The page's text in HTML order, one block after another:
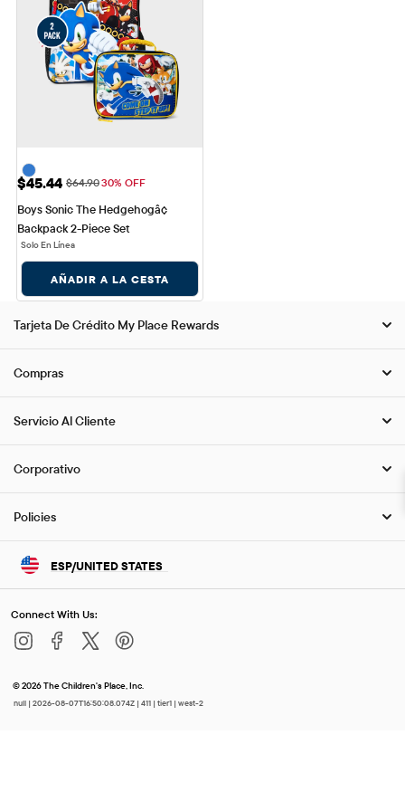
Precio de venta: $45.44
$45.44 Precio original: $64.90
$64.9030% OFF
Boys Sonic The Hedgehogâ¢
Backpack 2-Piece Set
Solo En Línea
AÑADIR A LA CESTA
Tarjeta De Crédito My Place Rewards
Compras
Servicio Al Cliente
Corporativo
Policies
ESP/UNITED STATES
Connect With Us:
© 2026 The Children's Place, Inc.
null | 2026-08-07T16:50:08.074Z | 411 | tier1 | west-2